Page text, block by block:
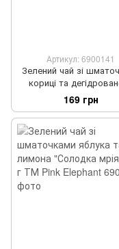
Артикул: 6900141
Зелений чай зі
кориці та
апельсина "Затишна
г ТМ Pink Elephant
169 грн